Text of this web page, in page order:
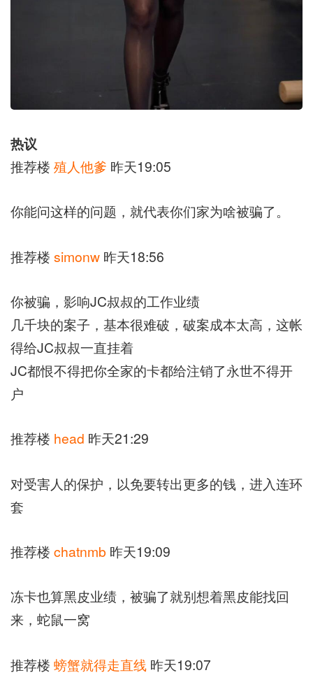
热议
推荐楼 殖人他爹 昨天19:05
你能问这样的问题，就代表你们家为啥被骗了。
推荐楼 simonw 昨天18:56
你被骗，影响JC叔叔的工作业绩
几千块的案子，基本很难破，破案成本太高，这帐
得给JC叔叔一直挂着
JC都恨不得把你全家的卡都给注销了永世不得开
户
推荐楼 head 昨天21:29
对受害人的保护，以免要转出更多的钱，进入连环
套
推荐楼 chatnmb 昨天19:09
冻卡也算黑皮业绩，被骗了就别想着黑皮能找回
来，蛇鼠一窝
推荐楼 螃蟹就得走直线 昨天19:07